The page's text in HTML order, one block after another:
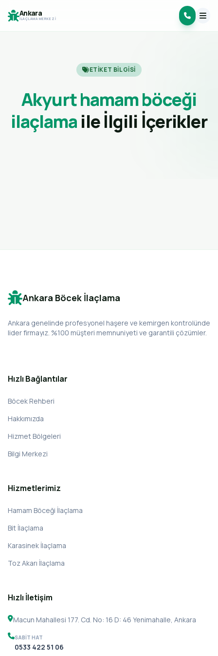
Ankara
İLAÇLAMA MERKEZI
ETIKET BILGISI
Akyurt hamam böceği
ilaçlama ile İlgili İçerikler
Ankara Böcek İlaçlama
Ankara genelinde profesyonel haşere ve kemirgen kontrolünde
lider firmayız. %100 müşteri memnuniyeti ve garantili çözümler.
Hızlı Bağlantılar
Böcek Rehberi
Hakkımızda
Hizmet Bölgeleri
Bilgi Merkezi
Hizmetlerimiz
Hamam Böceği İlaçlama
Bit İlaçlama
Karasinek İlaçlama
Toz Akarı İlaçlama
Hızlı İletişim
Macun Mahallesi 177. Cd. No: 16 D: 46 Yenimahalle, Ankara
SABIT HAT
0533 422 51 06